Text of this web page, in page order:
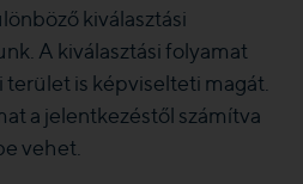
kiválasztási
A kiválasztási folyamat
terület is képviselteti magát.
a jelentkezéstől számítva
vehet.